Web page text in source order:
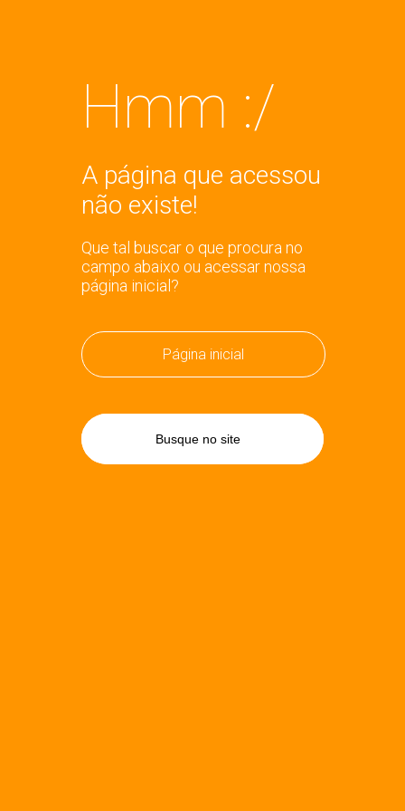
Hmm :/
A página que acessou
não existe!
Que tal buscar o que procura no
campo abaixo ou acessar nossa
página inicial?
Página inicial